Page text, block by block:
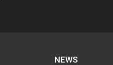
NEWS